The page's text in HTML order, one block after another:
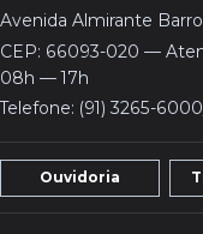
Avenida Almirante
CEP: 66093-020 —
08h — 17h
Telefone: (91) 3265-
Ouvidoria